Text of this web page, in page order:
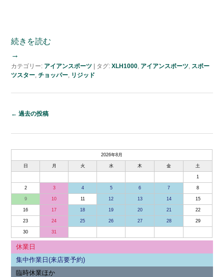
続きを読む
→
カテゴリー: アイアンスポーツ タグ: XLH1000, アイアンスポーツ, スポー
ツスター, チョッパー, リジッド
稿
ゲ
ー
シ
← 過去の投稿
2026年8月
日 月 火 水 木 金 土
1
2 3 4 5 6 7 8
9 10 11 12 13 14 15
16 17 18 19 20 21 22
23 24 25 26 27 28 29
30 31
休業日
集中作業日(来店要予約)
臨時休業ほか